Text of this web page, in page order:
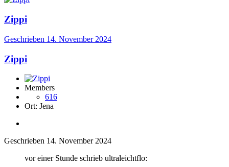
Zippi
Geschrieben 14. November 2024
Zippi
Members
616
Ort: Jena
Geschrieben 14. November 2024
vor einer Stunde schrieb ultraleichtflo: